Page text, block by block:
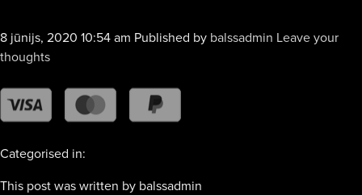
8 jūnijs, 2020 10:54 am Published by balssadmin Leave your
thoughts
Categorised in:
This post was written by balssadmin